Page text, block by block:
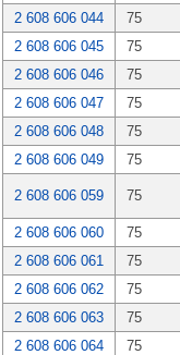
2 608 606 044
75
2 608 606 045
75
2 608 606 046
75
2 608 606 047
75
2 608 606 048
75
2 608 606 049
75
2 608 606 059 75
2 608 606 060
75
2 608 606 061
75
2 608 606 062
75
2 608 606 063
75
2 608 606 064
75